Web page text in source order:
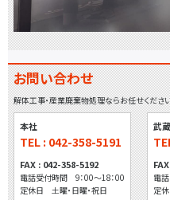
お問い合わせ
解体工事・産業廃棄物処理ならお任せくださ
本社
TEL : 042-358-5191
FAX : 042-358-5192
電話受付時間 9：00～18：00
定休日 土曜・日曜・祝日
武
電
定